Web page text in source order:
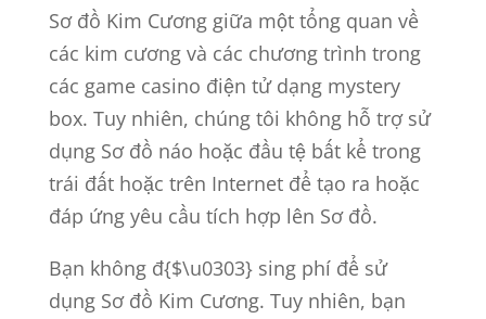
Sơ đồ Kim Cương giữa một tổng quan về
các kim cương và các chương trình trong
các game casino điện tử dạng mystery
box. Tuy nhiên, chúng tôi không hỗ trợ sử
dụng Sơ đồ náo hoặc đầu tệ bất kể trong
trái đất hoặc trên Internet để tạo ra hoặc
đáp ứng yêu cầu tích hợp lên Sơ đồ.
Bạn không đ{$\u0303} sing phí để sử
dụng Sơ đồ Kim Cương. Tuy nhiên, bạn